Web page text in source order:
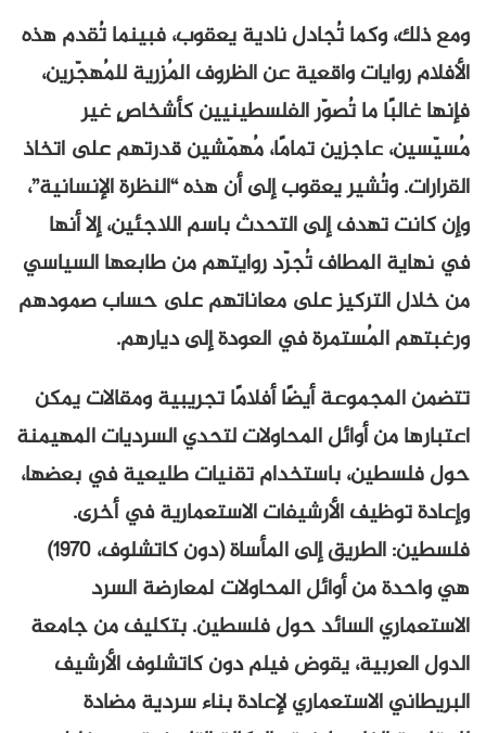
ومع ذلك، وكما تُجادل نادية يعقوب، فبينما تُقدم هذه
الأفلام روايات واقعية عن الظروف المُزرية للمُهجّرين،
فإنها غالبًا ما تُصوّر الفلسطينيين كأشخاصٍ غير
مُسيّسين، عاجزين تمامًا، مُهمّشين قدرتهم على اتخاذ
القرارات. وتُشير يعقوب إلى أن هذه “النظرة الإنسانية”،
وإن كانت تهدف إلى التحدث باسم اللاجئين، إلا أنها
في نهاية المطاف تُجرّد روايتهم من طابعها السياسي
من خلال التركيز على معاناتهم على حساب صمودهم
ورغبتهم المُستمرة في العودة إلى ديارهم.
تتضمن المجموعة أيضًا أفلامًا تجريبية ومقالات يمكن
اعتبارها من أوائل المحاولات لتحدي السرديات المهيمنة
حول فلسطين، باستخدام تقنيات طليعية في بعضها،
وإعادة توظيف الأرشيفات الاستعمارية في أخرى.
فلسطين: الطريق إلى المأساة (دون كاتشلوف، 1970)
هي واحدة من أوائل المحاولات لمعارضة السرد
الاستعماري السائد حول فلسطين. بتكليف من جامعة
الدول العربية، يقوض فيلم دون كاتشلوف الأرشيف
البريطاني الاستعماري لإعادة بناء سردية مضادة